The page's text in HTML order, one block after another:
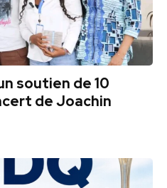
soutien de 10
de Joachin